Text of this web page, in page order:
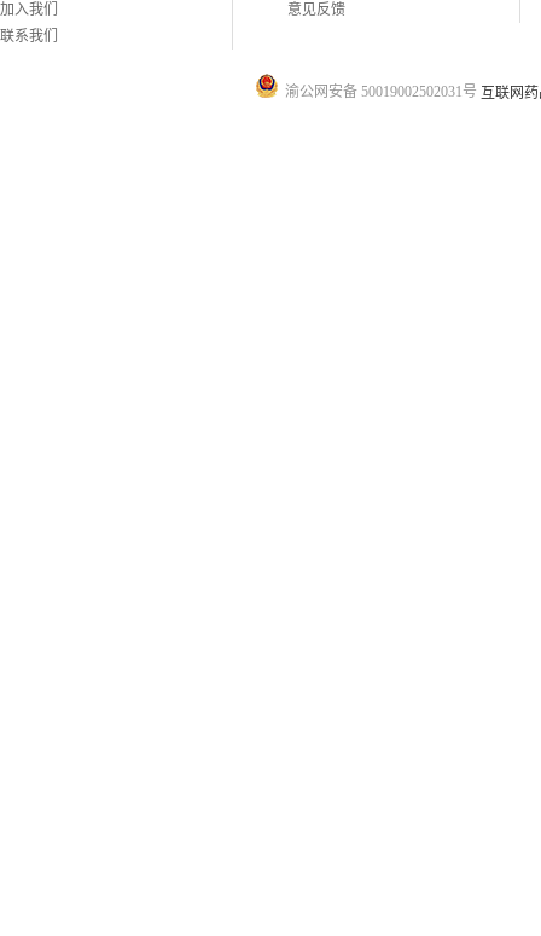
加入我们
联系我们
意见反馈
渝公网安备 50019002502031号 互联网